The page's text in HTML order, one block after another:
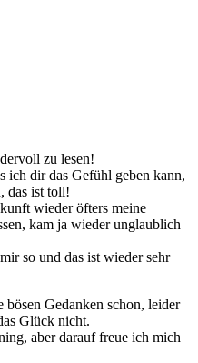
zu lesen!
ich dir das Gefühl geben kann,
das ist toll!
wieder öfters meine
kam ja wieder unglaublich
so und das ist wieder sehr
Gedanken schon, leider
Glück nicht.
aber darauf freue ich mich